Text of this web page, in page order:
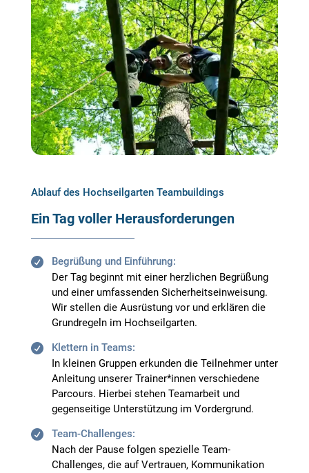
Ablauf des Hochseilgarten Teambuildings
Ein Tag voller Herausforderungen
Begrüßung und Einführung:
Der Tag beginnt mit einer herzlichen Begrüßung
und einer umfassenden Sicherheitseinweisung.
Wir stellen die Ausrüstung vor und erklären die
Grundregeln im Hochseilgarten.
Klettern in Teams:
In kleinen Gruppen erkunden die Teilnehmer unter
Anleitung unserer Trainer*innen verschiedene
Parcours. Hierbei stehen Teamarbeit und
gegenseitige Unterstützung im Vordergrund.
Team-Challenges:
Nach der Pause folgen spezielle Team-
Challenges, die auf Vertrauen, Kommunikation